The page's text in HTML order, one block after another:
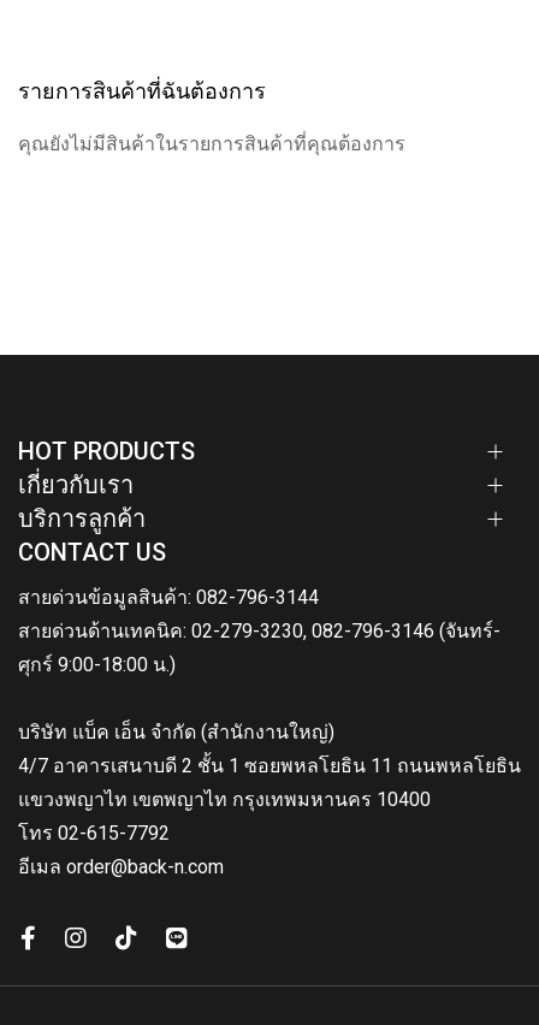
รายการสินค้าที่ฉันต้องการ
คุณยังไม่มีสินค้าในรายการสินค้าที่คุณต้องการ
HOT PRODUCTS
เกี่ยวกับเรา
บริการลูกค้า
CONTACT US
สายด่วนข้อมูลสินค้า: 082-796-3144
สายด่วนด้านเทคนิค: 02-279-3230, 082-796-3146 (จันทร์-
ศุกร์ 9:00-18:00 น.)
บริษัท แบ็ค เอ็น จำกัด (สำนักงานใหญ่)
4/7 อาคารเสนาบดี 2 ชั้น 1 ซอยพหลโยธิน 11 ถนนพหลโยธิน
แขวงพญาไท เขตพญาไท กรุงเทพมหานคร 10400
โทร 02-615-7792
อีเมล order@back-n.com